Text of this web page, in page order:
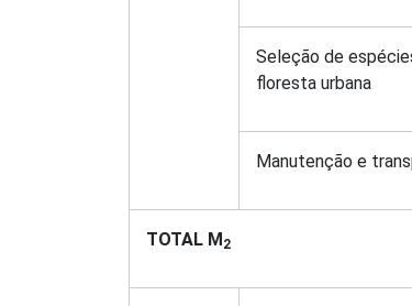
Seleção de
floresta urbana
Manutenção e
TOTAL M2